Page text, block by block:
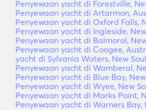
Penyewaan yacht di Forestville,
Penyewaan yacht di Artarmon,
Penyewaan yacht di Oxford Falls,
Penyewaan yacht di Ingleside,
Penyewaan yacht di Balmoral,
Penyewaan yacht di Coogee,
yacht di Sylvania Waters, New
Penyewaan yacht di Wamberal,
Penyewaan yacht di Blue Bay,
Penyewaan yacht di Wyee, New
Penyewaan yacht di Marks Point,
Penyewaan yacht di Warners Bay,